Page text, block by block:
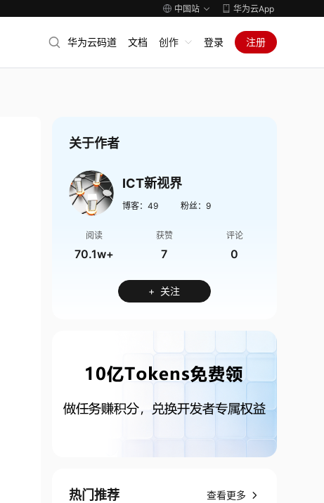
中国站 华为云App
华为云码道 文档 创作 登录 注册
关于作者
ICT新视界
博客： 49 粉丝： 9
阅读
70.1w+
获赞
7
评论
0
+ 关注
热门推荐 查看更多